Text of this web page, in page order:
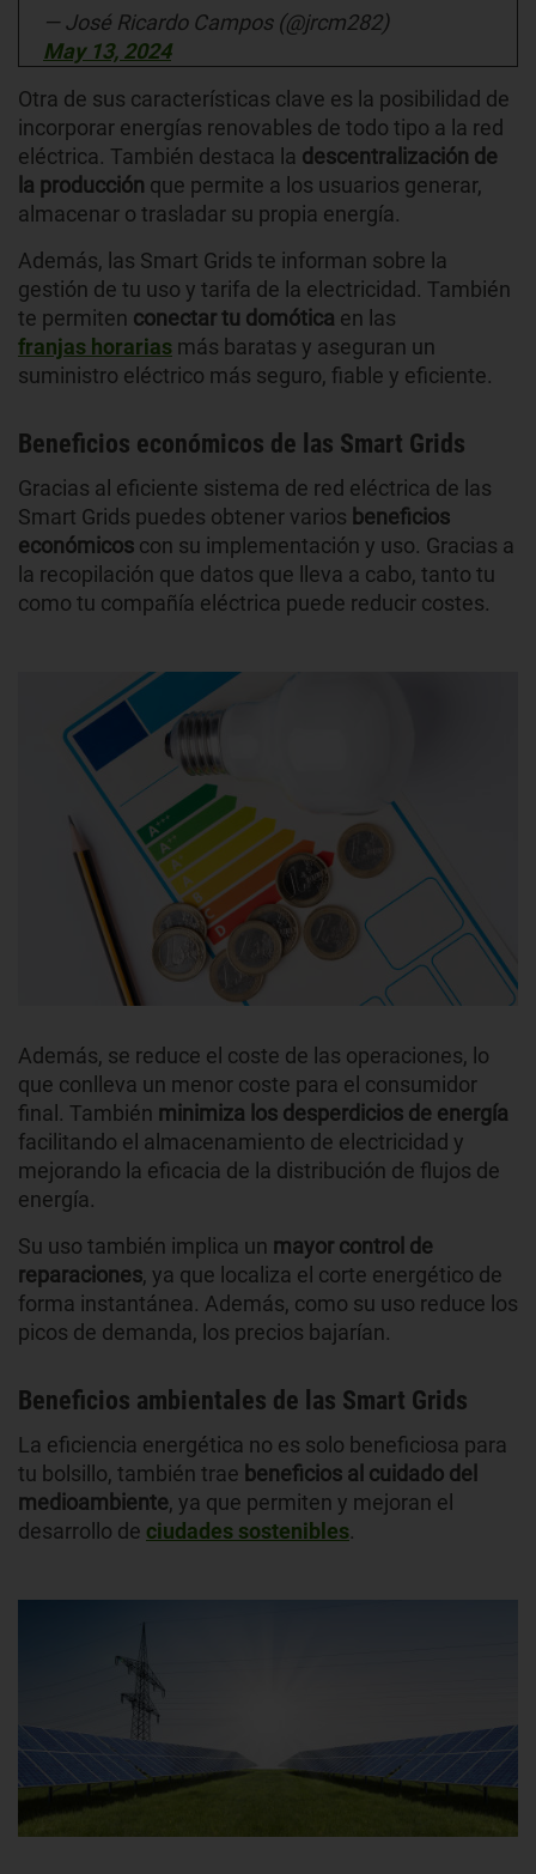
— José Ricardo Campos (@jrcm282)
May 13, 2024
Otra de sus características clave es la posibilidad de
incorporar energías renovables de todo tipo a la red
eléctrica. También destaca la descentralización de
la producción que permite a los usuarios generar,
almacenar o trasladar su propia energía.
Además, las Smart Grids te informan sobre la
gestión de tu uso y tarifa de la electricidad. También
te permiten conectar tu domótica en las
franjas horarias más baratas y aseguran un
suministro eléctrico más seguro, fiable y eficiente.
Beneficios económicos de las Smart Grids
Gracias al eficiente sistema de red eléctrica de las
Smart Grids puedes obtener varios beneficios
económicos con su implementación y uso. Gracias a
la recopilación que datos que lleva a cabo, tanto tu
como tu compañía eléctrica puede reducir costes.
Además, se reduce el coste de las operaciones, lo
que conlleva un menor coste para el consumidor
final. También minimiza los desperdicios de energía
facilitando el almacenamiento de electricidad y
mejorando la eficacia de la distribución de flujos de
energía.
Su uso también implica un mayor control de
reparaciones, ya que localiza el corte energético de
forma instantánea. Además, como su uso reduce los
picos de demanda, los precios bajarían.
Beneficios ambientales de las Smart Grids
La eficiencia energética no es solo beneficiosa para
tu bolsillo, también trae beneficios al cuidado del
medioambiente, ya que permiten y mejoran el
desarrollo de ciudades sostenibles.